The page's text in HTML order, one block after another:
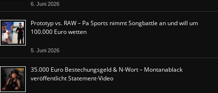
6. Juni 2026
Prototyp vs. RAW – Pa Sports nimmt Songbattle an und will um
100.000 Euro wetten
5. Juni 2026
35.000 Euro Bestechungsgeld & N-Wort – Montanablack
veröffentlicht Statement-Video